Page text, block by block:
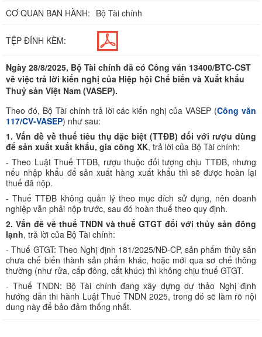
CƠ QUAN BAN HÀNH: Bộ Tài chính
TỆP ĐÍNH KÈM:
Ngày 28/8/2025, Bộ Tài chính đã có Công văn 13400/BTC-CST
về việc trả lời kiến nghị của Hiệp hội Chế biến và Xuất khẩu
Thuỷ sản Việt Nam (VASEP).
Theo đó, Bộ Tài chính trả lời các kiến nghị của VASEP (Công văn
117/CV-VASEP) như sau:
1. Vấn đề về thuế tiêu thụ đặc biệt (TTĐB) đối với rượu dùng
để sản xuất xuất khẩu, gia công XK, trả lời của Bộ Tài chính:
- Theo Luật Thuế TTĐB, rượu thuộc đối tượng chịu TTĐB, nhưng
nếu nhập khẩu để sản xuất hàng xuất khẩu thì sẽ được hoàn lại
thuế đã nộp.
- Thuế TTĐB không quản lý theo mục đích sử dụng, nên doanh
nghiệp vẫn phải nộp trước, sau đó hoàn thuế theo quy định.
2. Vấn đề về thuế TNDN và thuế GTGT đối với thủy sản đông
lạnh, trả lời của Bộ Tài chính:
- Thuế GTGT: Theo Nghị định 181/2025/NĐ-CP, sản phẩm thủy sản
chưa chế biến thành sản phẩm khác, hoặc mới qua sơ chế thông
thường (như rửa, cấp đông, cắt khúc) thì không chịu thuế GTGT.
- Thuế TNDN: Bộ Tài chính đang xây dựng dự thảo Nghị định
hướng dẫn thi hành Luật Thuế TNDN 2025, trong đó sẽ làm rõ nội
dung này để bảo đảm thống nhất.